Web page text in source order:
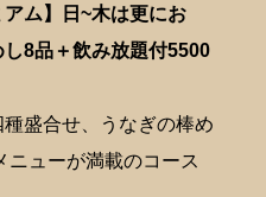
ム】日~木は更にお
8品＋飲み放題付5500
盛合せ、うなぎの棒め
ニューが満載のコース